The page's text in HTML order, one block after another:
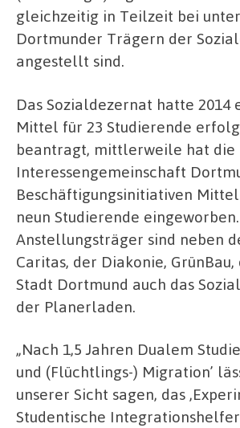
gleichzeitig in Teilzeit bei
Dortmunder Trägern der
angestellt sind.
Das Sozialdezernat hatte 2014
Mittel für 23 Studierende
beantragt, mittlerweile hat die
Interessengemeinschaft
Beschäftigungsinitiativen
neun Studierende eingeworben.
Anstellungsträger sind neben
Caritas, der Diakonie,
Stadt Dortmund auch das
der Planerladen.
„Nach 1,5 Jahren Dualem
und (Flüchtlings-) Migration’
unserer Sicht sagen, das
Studentische